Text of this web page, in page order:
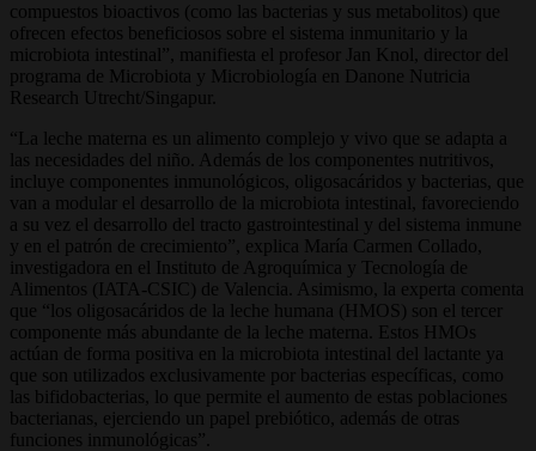
compuestos bioactivos (como las bacterias y sus metabolitos) que
ofrecen efectos beneficiosos sobre el sistema inmunitario y la
microbiota intestinal”, manifiesta el profesor Jan Knol, director del
programa de Microbiota y Microbiología en Danone Nutricia
Research Utrecht/Singapur.
“La leche materna es un alimento complejo y vivo que se adapta a
las necesidades del niño. Además de los componentes nutritivos,
incluye componentes inmunológicos, oligosacáridos y bacterias, que
van a modular el desarrollo de la microbiota intestinal, favoreciendo
a su vez el desarrollo del tracto gastrointestinal y del sistema inmune
y en el patrón de crecimiento”, explica María Carmen Collado,
investigadora en el Instituto de Agroquímica y Tecnología de
Alimentos (IATA-CSIC) de Valencia. Asimismo, la experta comenta
que “los oligosacáridos de la leche humana (HMOS) son el tercer
componente más abundante de la leche materna. Estos HMOs
actúan de forma positiva en la microbiota intestinal del lactante ya
que son utilizados exclusivamente por bacterias específicas, como
las bifidobacterias, lo que permite el aumento de estas poblaciones
bacterianas, ejerciendo un papel prebiótico, además de otras
funciones inmunológicas”.